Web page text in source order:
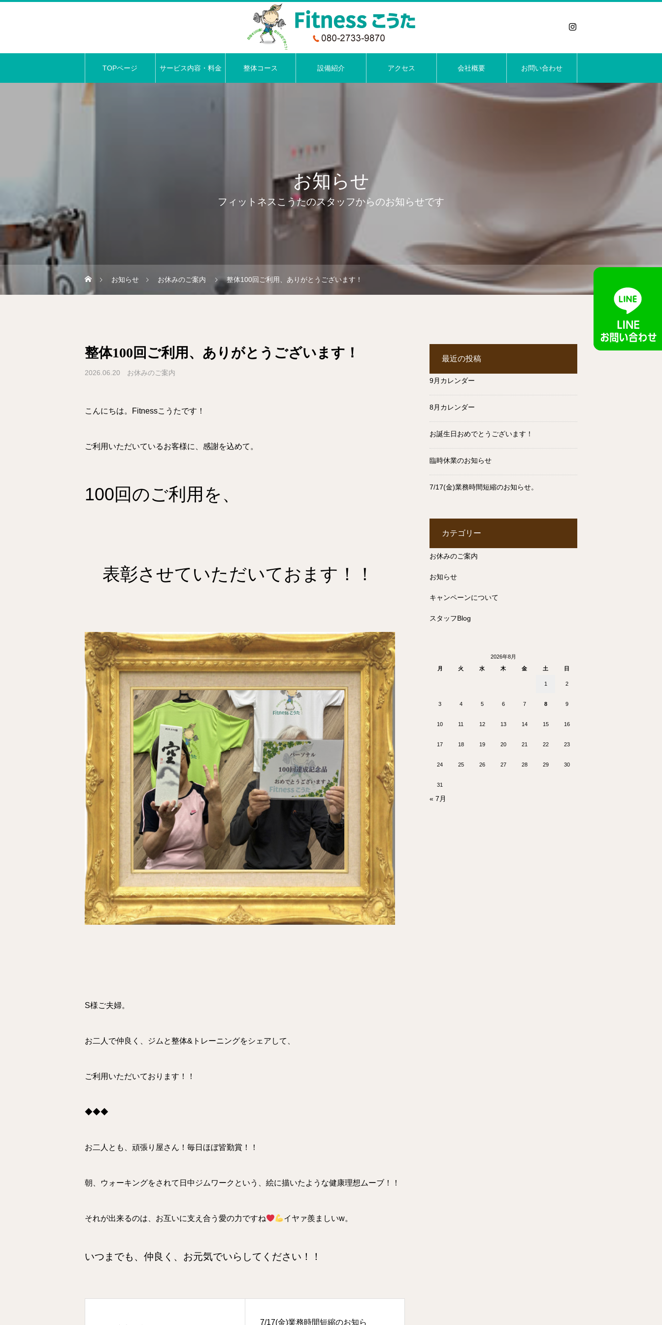
TOPページ サービス内容・料金 整体コース 設備紹介 アクセス 会社概要 お問い合わせ
お知らせ
フィットネスこうたのスタッフからのお知らせです
お知らせ お休みのご案内 整体100回ご利用、ありがとうございます！
整体100回ご利用、ありがとうございます！
2026.06.20 お休みのご案内
こんにちは。Fitnessこうたです！
ご利用いただいているお客様に、感謝を込めて。
100回のご利用を、
表彰させていただいておます！！
S様ご夫婦。
お二人で仲良く、ジムと整体&トレーニングをシェアして、
ご利用いただいております！！
◆◆◆
お二人とも、頑張り屋さん！毎日ほぼ皆勤賞！！
朝、ウォーキングをされて日中ジムワークという、絵に描いたような健康理想ムーブ！！
それが出来るのは、お互いに支え合う愛の力ですね イヤァ羨ましいw。
いつまでも、仲良く、お元気でいらしてください！！
7/17(金)業務時間短縮のお知ら
最近の投稿
9月カレンダー
8月カレンダー
お誕生日おめでとうございます！
臨時休業のお知らせ
7/17(金)業務時間短縮のお知らせ。
カテゴリー
お休みのご案内
お知らせ
キャンペーンについて
スタッフBlog
2026年8月
月
火 水 木 金 土 日
1 2
3 4 5 6 7 8 9
10 11 12 13 14 15 16
17 18 19 20 21 22 23
24 25 26 27 28 29 30
31
« 7月